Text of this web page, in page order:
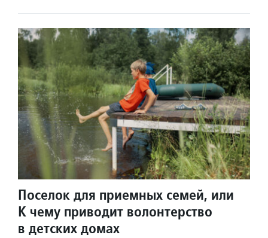
Поселок для приемных семей, или
К чему приводит волонтерство
в детских домах